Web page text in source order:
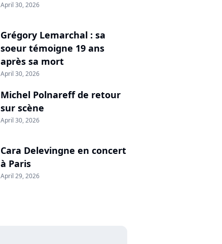
April 30, 2026
Grégory Lemarchal : sa
soeur témoigne 19 ans
après sa mort
April 30, 2026
Michel Polnareff de retour
sur scène
April 30, 2026
Cara Delevingne en concert
à Paris
April 29, 2026